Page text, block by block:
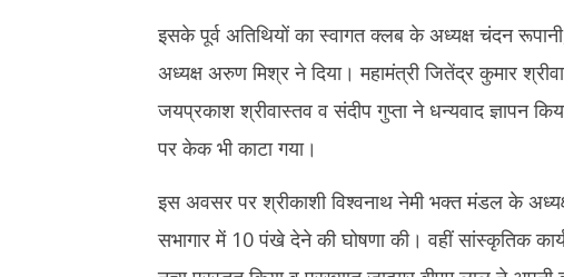
इसके पूर्व अतिथियों का स्वागत क्लब के अध्यक्ष चंदन
अध्यक्ष अरुण मिश्र ने दिया। महामंत्री जितेंद्र कुमार
जयप्रकाश श्रीवास्तव व संदीप गुप्ता ने धन्यवाद ज्ञापन
पर केक भी काटा गया।
इस अवसर पर श्रीकाशी विश्वनाथ नेमी भक्त मंडल के
सभागार में 10 पंखे देने की घोषणा की। वहीं सांस्कृतिक